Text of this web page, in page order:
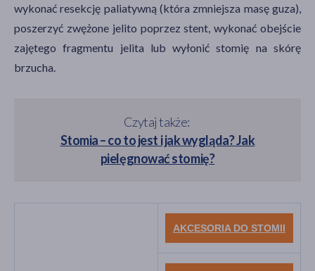
wykonać resekcję paliatywną (która zmniejsza masę guza),
poszerzyć zwężone jelito poprzez stent, wykonać obejście
zajętego fragmentu jelita lub wyłonić stomię na skórę
brzucha.
Czytaj także:
Stomia – co to jest i jak wygląda? Jak
pielęgnować stomię?
AKCESORIA DO STOMII